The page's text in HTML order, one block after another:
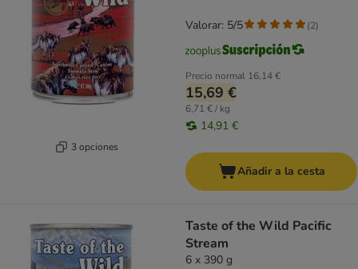
3 opciones
Precio normal 16,14 €
15,69 €
6,71 € / kg
14,91 €
Valorar: 5/5 (2)
Añadir a la cesta
Taste of the Wild Pacific
Stream
6 x 390 g